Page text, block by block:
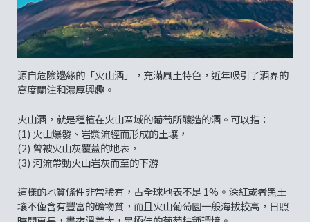
源自危險邊緣的「火山酒」，充滿風土特色，近年吸引了酒界的
高度關注和濃厚興趣。
火山酒，就是種植在火山區域的葡萄所釀造的酒。可以指：
(1) 火山爆發、岩漿流經而形成的土壤，
(2) 曾被火山灰覆蓋的地表，
(3) 河流帶動火山岩灰而至的下游
這樣的地質條件非常稀有，占全球地表不足 1%。深紅或者黑土
壤不僅含有豐富的礦物質，而且火山葡萄園一般海拔較高，日照